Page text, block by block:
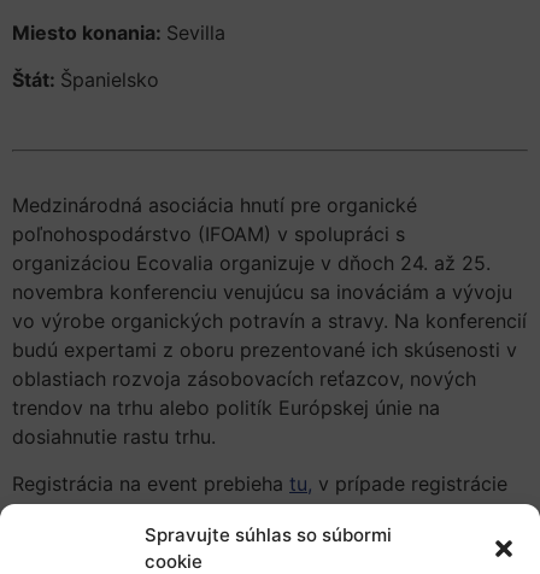
Spravujte súhlas so súbormi
cookie
Miesto konania: Sevilla
Štát: Španielsko
Medzinárodná asociácia hnutí pre organické
poľnohospodárstvo (IFOAM) v spolupráci s
organizáciou Ecovalia organizuje v dňoch 24. až 25.
novembra konferenciu venujúcu sa inováciám a vývoju
vo výrobe organických potravín a stravy. Na konferencií
budú expertami z oboru prezentované ich skúsenosti v
oblastiach rozvoja zásobovacích reťazcov, nových
trendov na trhu alebo politík Európskej únie na
dosiahnutie rastu trhu.
Registrácia na event prebieha tu, v prípade registrácie
pred 16. septembrom je možné uplatniť zľavu 20% z
ceny vstupného poplatku.